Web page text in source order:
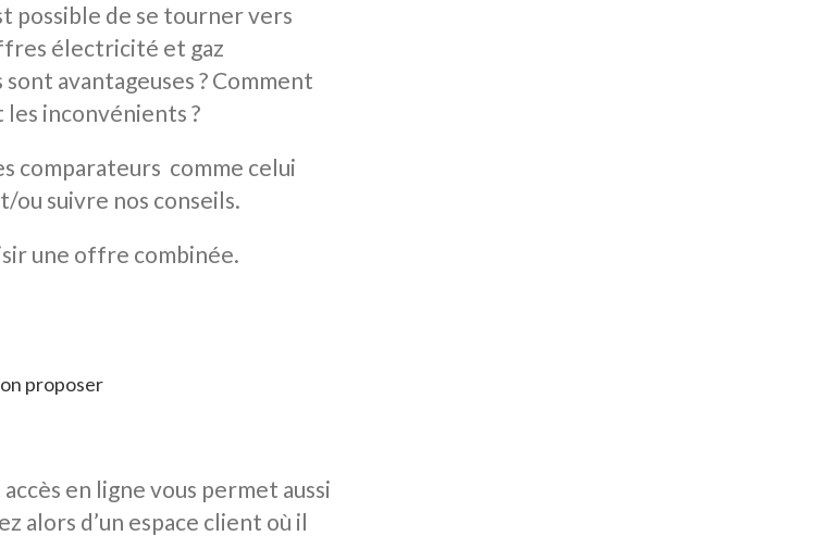
possible de se tourner vers
électricité et gaz
avantageuses ? Comment
inconvénients ?
comparateurs comme celui
ou suivre nos conseils.
une offre combinée.
proposer
en ligne vous permet aussi
alors d’un espace client où il